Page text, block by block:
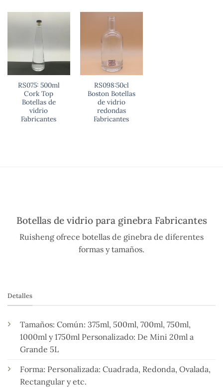
RS075: 500ml
Cork Top
Botellas de
vidrio
Fabricantes
RS098:50cl
Boston Botellas
de vidrio
redondas
Fabricantes
Botellas de vidrio para ginebra Fabricantes
Ruisheng ofrece botellas de ginebra de diferentes
formas y tamaños.
Detalles
Tamaños: Común: 375ml, 500ml, 700ml, 750ml,
1000ml y 1750ml Personalizado: De Mini 20ml a
Grande 5L
Forma: Personalizada: Cuadrada, Redonda, Ovalada,
Rectangular y etc.